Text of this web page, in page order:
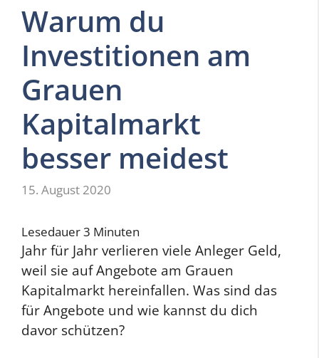
Warum du
Investitionen am
Grauen
Kapitalmarkt
besser meidest
15. August 2020
Lesedauer3 Minuten
Jahr für Jahr verlieren viele Anleger Geld,
weil sie auf Angebote am Grauen
Kapitalmarkt hereinfallen. Was sind das
für Angebote und wie kannst du dich
davor schützen?